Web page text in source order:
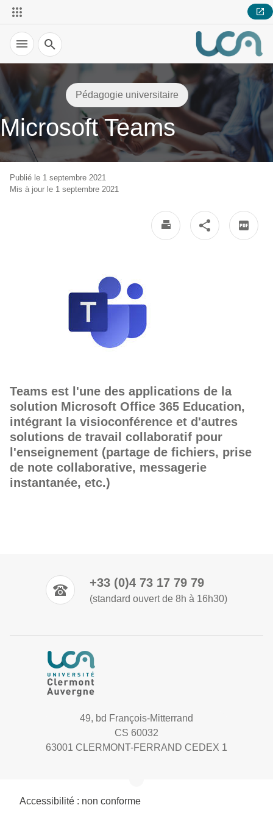
Recherche
Pédagogie universitaire
Microsoft Teams
Publié le 1 septembre 2021
Mis à jour le 1 septembre 2021
Teams est l'une des applications de la
solution Microsoft Office 365 Education,
intégrant la visioconférence et d'autres
solutions de travail collaboratif pour
l'enseignement (partage de fichiers, prise
de note collaborative, messagerie
instantanée, etc.)
+33 (0)4 73 17 79 79
(standard ouvert de 8h à 16h30)
49, bd François-Mitterrand
CS 60032
63001 CLERMONT-FERRAND CEDEX 1
Accessibilité : non conforme